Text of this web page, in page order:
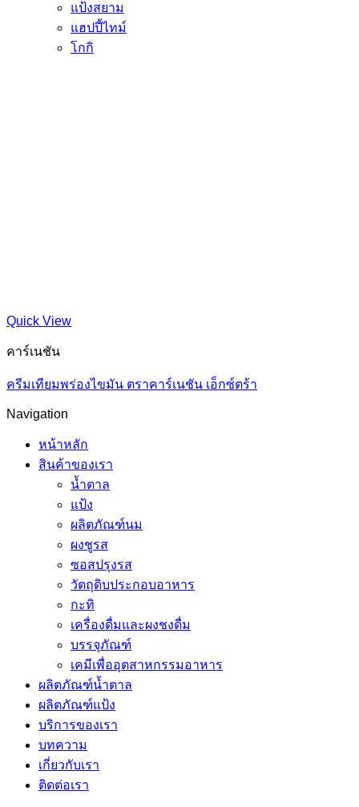
แป้งสยาม
แฮปปี้ไทม์
โกกิ
Quick View
คาร์เนชัน
ครีมเทียมพร่องไขมัน ตราคาร์เนชัน เอ็กซ์ตร้า
Navigation
หน้าหลัก
สินค้าของเรา
น้ำตาล
แป้ง
ผลิตภัณฑ์นม
ผงชูรส
ซอสปรุงรส
วัตถุดิบประกอบอาหาร
กะทิ
เครื่องดื่มและผงชงดื่ม
บรรจุภัณฑ์
เคมีเพื่ออุตสาหกรรมอาหาร
ผลิตภัณฑ์น้ำตาล
ผลิตภัณฑ์แป้ง
บริการของเรา
บทความ
เกี่ยวกับเรา
ติดต่อเรา